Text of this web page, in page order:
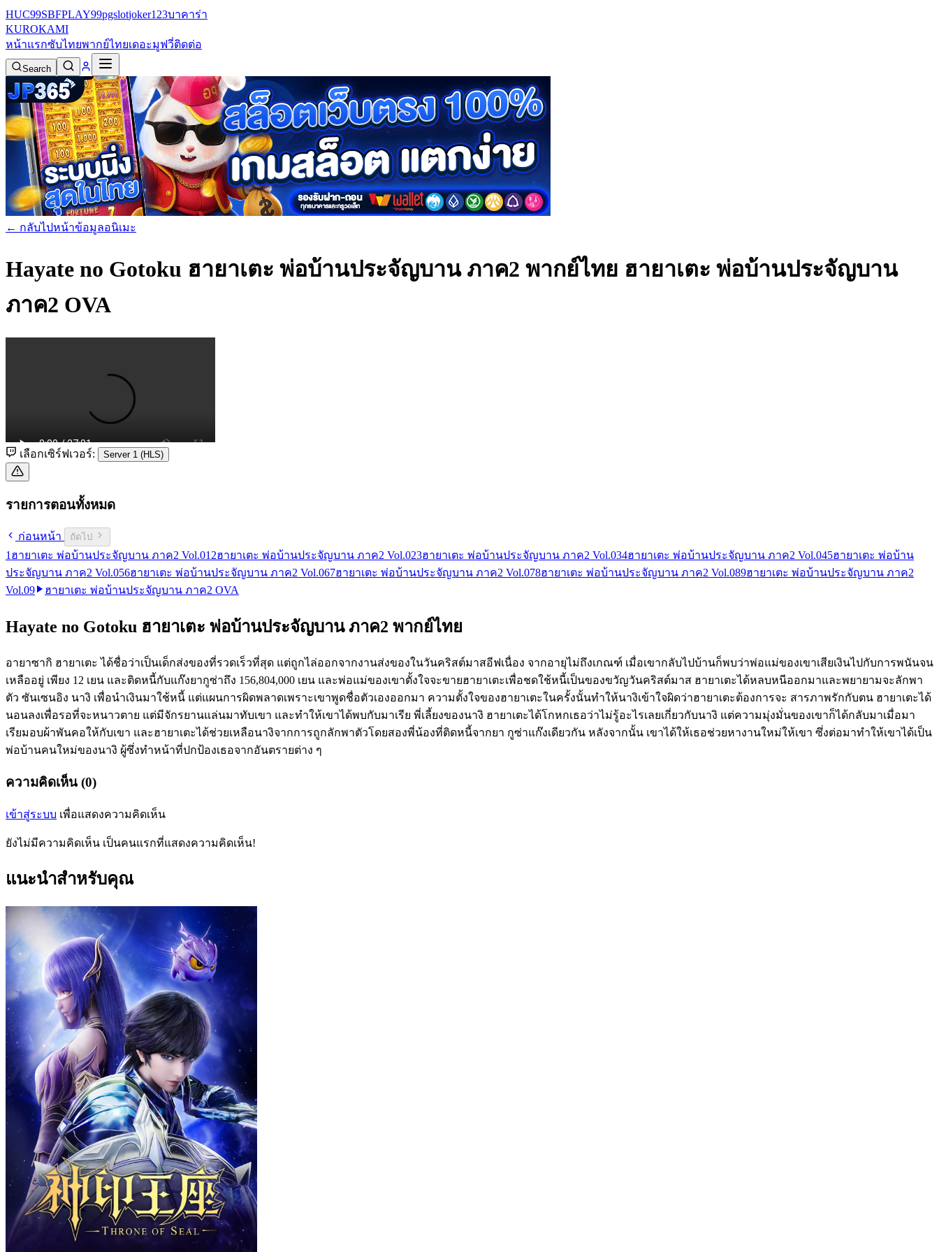
HUC99SBFPLAY99pgslotjoker123บาคาร่า
KUROKAMI
หน้าแรกซับไทยพากย์ไทยเดอะมูฟวี่ติดต่อ
Search
← กลับไปหน้าข้อมูลอนิเมะ
Hayate no Gotoku ฮายาเตะ พ่อบ้านประจัญบาน ภาค2 พากย์ไทย ฮายาเตะ พ่อบ้านประจัญบาน
ภาค2 OVA
เลือกเซิร์ฟเวอร์: Server 1 (HLS)
รายการตอนทั้งหมด
ก่อนหน้า ถัดไป
1 ฮายาเตะ พ่อบ้านประจัญบาน ภาค2 Vol.01 2ฮายาเตะ พ่อบ้านประจัญบาน ภาค2 Vol.023ฮายาเตะ พ่อบ้านประจัญบาน ภาค2 Vol.034ฮายาเตะ พ่อบ้านประจัญบาน ภาค2 Vol.045ฮายาเตะ พ่อบ้าน
ประจัญบาน ภาค2 Vol.056ฮายาเตะ พ่อบ้านประจัญบาน ภาค2 Vol.067ฮายาเตะ พ่อบ้านประจัญบาน ภาค2 Vol.078ฮายาเตะ พ่อบ้านประจัญบาน ภาค2 Vol.089ฮายาเตะ พ่อบ้านประจัญบาน ภาค2
Vol.09
ฮายาเตะ พ่อบ้านประจัญบาน ภาค2 OVA
Hayate no Gotoku ฮายาเตะ พ่อบ้านประจัญบาน ภาค2 พากย์ไทย
อายาซากิ ฮายาเตะ ได้ชื่อว่าเป็นเด็กส่งของที่รวดเร็วที่สุด แต่ถูกไล่ออกจากงานส่งของในวันคริสต์มาสอีฟเนื่อง จากอายุไม่ถึงเกณฑ์ เมื่อเขากลับไปบ้านก็พบว่าพ่อแม่ของเขาเสียเงินไปกับการพนันจน
เหลืออยู่ เพียง 12 เยน และติดหนี้กับแก๊งยากูซ่าถึง 156,804,000 เยน และพ่อแม่ของเขาตั้งใจจะขายฮายาเตะเพื่อชดใช้หนี้เป็นของขวัญวันคริสต์มาส ฮายาเตะได้หลบหนีออกมาและพยายามจะลักพา
ตัว ซันเซนอิง นางิ เพื่อนำเงินมาใช้หนี้ แต่แผนการผิดพลาดเพราะเขาพูดชื่อตัวเองออกมา ความตั้งใจของฮายาเตะในครั้งนั้นทำให้นางิเข้าใจผิดว่าฮายาเตะต้องการจะ สารภาพรักกับตน ฮายาเตะได้
นอนลงเพื่อรอที่จะหนาวตาย แต่มีจักรยานแล่นมาทับเขา และทำให้เขาได้พบกับมาเรีย พี่เลี้ยงของนางิ ฮายาเตะได้โกหกเธอว่าไม่รู้อะไรเลยเกี่ยวกับนางิ แต่ความมุ่งมั่นของเขาก็ได้กลับมาเมื่อมา
เรียมอบผ้าพันคอให้กับเขา และฮายาเตะได้ช่วยเหลือนางิจากการถูกลักพาตัวโดยสองพี่น้องที่ติดหนี้จากยา กูซ่าแก๊งเดียวกัน หลังจากนั้น เขาได้ให้เธอช่วยหางานใหม่ให้เขา ซึ่งต่อมาทำให้เขาได้เป็น
พ่อบ้านคนใหม่ของนางิ ผู้ซึ่งทำหน้าที่ปกป้องเธอจากอันตรายต่าง ๆ
ความคิดเห็น (0)
เข้าสู่ระบบ เพื่อแสดงความคิดเห็น
ยังไม่มีความคิดเห็น เป็นคนแรกที่แสดงความคิดเห็น!
แนะนำสำหรับคุณ